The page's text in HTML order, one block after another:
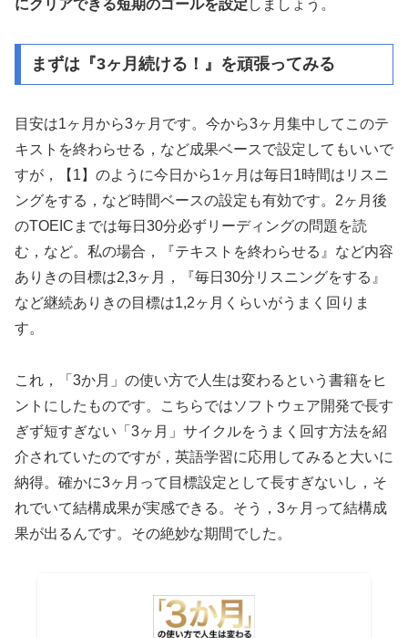
にクリアできる短期のゴールを設定 しましょう。
まずは『3ヶ月続ける！』を頑張ってみる
目安は1ヶ月から3ヶ月です。今から3ヶ月集中してこのテ
キストを終わらせる，など成果ベースで設定してもいいで
すが，【1】のように今日から1ヶ月は毎日1時間はリスニ
ングをする，など時間ベースの設定も有効です。2ヶ月後
のTOEICまでは毎日30分必ずリーディングの問題を読
む，など。私の場合，『テキストを終わらせる』など内容
ありきの目標は2,3ヶ月，『毎日30分リスニングをする』
など継続ありきの目標は1,2ヶ月くらいがうまく回りま
す。
これ，「3か月」の使い方で人生は変わるという書籍をヒ
ントにしたものです。こちらではソフトウェア開発で長す
ぎず短すぎない「3ヶ月」サイクルをうまく回す方法を紹
介されていたのですが，英語学習に応用してみると大いに
納得。確かに3ヶ月って目標設定として長すぎないし，そ
れでいて結構成果が実感できる。そう，3ヶ月って結構成
果が出るんです。その絶妙な期間でした。